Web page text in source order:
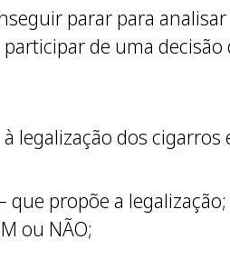
parar para
de uma
legalização dos cigarros
que propõe a legalização;
ou NÃO;